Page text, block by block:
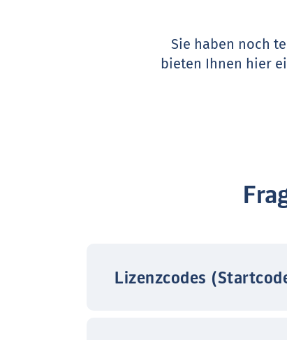
Sie haben noch
bieten Ihnen hier
Lizenzcodes